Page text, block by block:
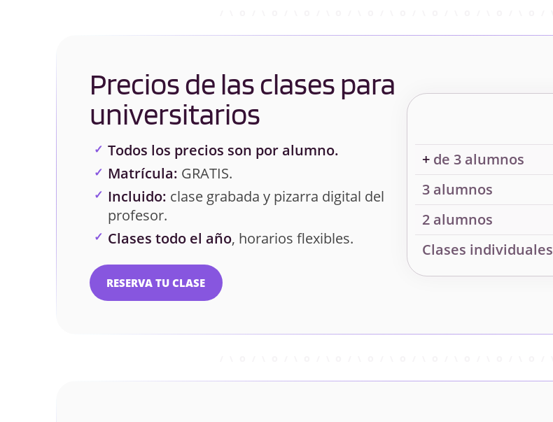
Precios de las clases para
universitarios
Todos los precios son por alumno.
Matrícula: GRATIS.
Incluido: clase grabada y pizarra digital del
profesor.
Clases todo el año, horarios flexibles.
RESERVA TU CLASE
+de 3 alumnos
3 alumnos
2 alumnos
Clases individuales